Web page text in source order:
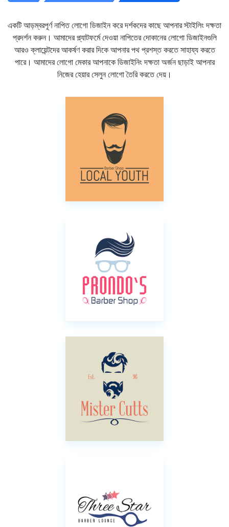
একটি আড়ম্বরপূর্ণ নাপিত লোগো ডিজাইন করে দর্শকদের কাছে আপনার স্টাইলিং দক্ষতা
প্রদর্শন করুন। আমাদের প্ল্যাটফর্মে দেওয়া নাপিতের দোকানের লোগো ডিজাইনগুলি
আরও ক্লায়েন্টদের আকর্ষণ করার দিকে আপনার পথ প্রশস্ত করতে সাহায্য করতে
পারে। আমাদের লোগো মেকার আপনাকে ডিজাইনিং দক্ষতা অর্জন ছাড়াই আপনার
নিজের হেয়ার সেলুন লোগো তৈরি করতে দেয়।